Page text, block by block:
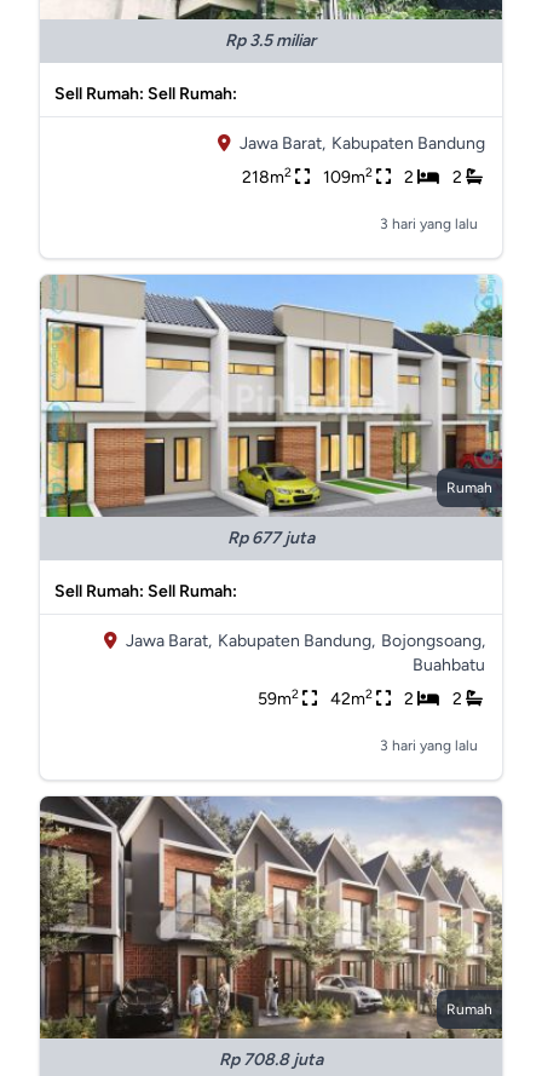
Rp 3.5 miliar
Sell Rumah: Sell Rumah:
Jawa Barat, Kabupaten Bandung
218m2 109m2 2 2
3 hari yang lalu
Rumah
Rp 677 juta
Sell Rumah: Sell Rumah:
Jawa Barat, Kabupaten Bandung, Bojongsoang,
Buahbatu
59m2 42m2 2 2
3 hari yang lalu
Rumah
Rp 708.8 juta